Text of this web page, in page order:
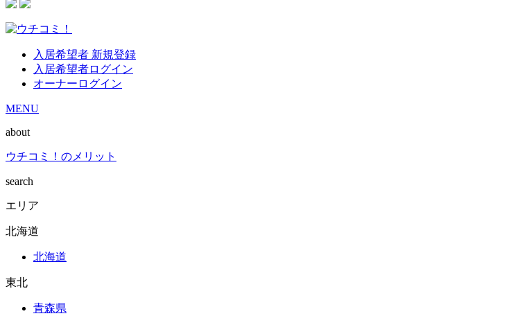
入居希望者 新規登録
入居希望者ログイン
オーナーログイン
MENU
about
ウチコミ！のメリット
search
エリア
北海道
北海道
東北
青森県